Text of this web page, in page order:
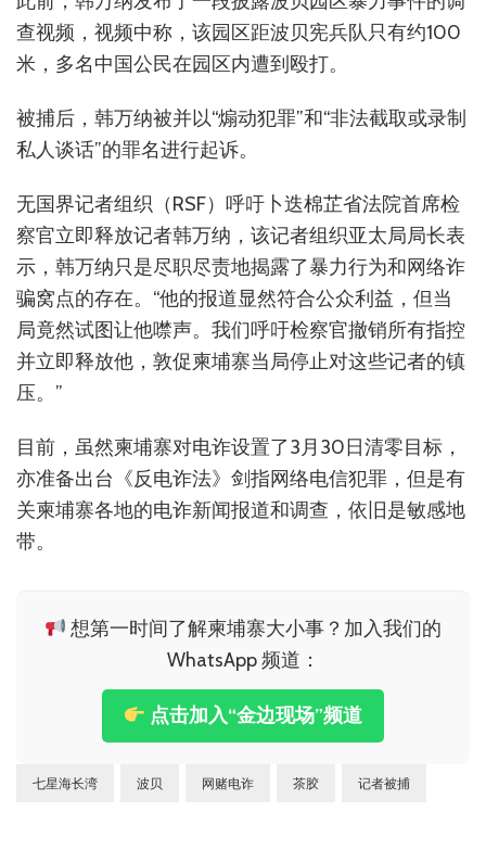
查视频，视频中称，该园区距波贝宪兵队只有约100
米，多名中国公民在园区内遭到殴打。
被捕后，韩万纳被并以“煽动犯罪”和“非法截取或录制
私人谈话”的罪名进行起诉。
无国界记者组织（RSF）呼吁卜迭棉芷省法院首席检
察官立即释放记者韩万纳，该记者组织亚太局局长表
示，韩万纳只是尽职尽责地揭露了暴力行为和网络诈
骗窝点的存在。“他的报道显然符合公众利益，但当
局竟然试图让他噤声。我们呼吁检察官撤销所有指控
并立即释放他，敦促柬埔寨当局停止对这些记者的镇
压。”
目前，虽然柬埔寨对电诈设置了3月30日清零目标，
亦准备出台《反电诈法》剑指网络电信犯罪，但是有
关柬埔寨各地的电诈新闻报道和调查，依旧是敏感地
带。
想第一时间了解柬埔寨大小事？加入我们的
WhatsApp 频道：
点击加入“金边现场”频道
七星海长湾 波贝 网赌电诈 茶胶 记者被捕